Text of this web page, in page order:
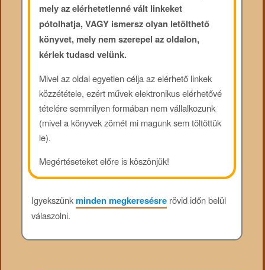
mely az elérhetetlenné vált linkeket
pótolhatja, VAGY ismersz olyan letölthető
könyvet, mely nem szerepel az oldalon,
kérlek tudasd velünk.
Mivel az oldal egyetlen célja az elérhető linkek
közzététele, ezért művek elektronikus elérhetővé
tételére semmilyen formában nem vállalkozunk
(mivel a könyvek zömét mi magunk sem töltöttük
le).
Megértéseteket előre is köszönjük!
Igyekszünkminden megkeresésrerövid időn belül
válaszolni.